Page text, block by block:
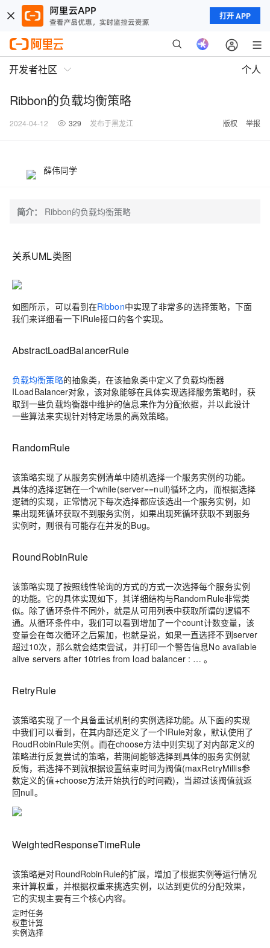
打开 APP
开发者社区 个人
Ribbon的负载均衡策略
2024-04-12 329 发布于黑龙江 版权 举报
薛伟同学
简介： Ribbon的负载均衡策略
关系UML类图
如图所示，可以看到在Ribbon中实现了非常多的选择策略，下面
我们来详细看一下IRule接口的各个实现。
AbstractLoadBalancerRule
负载均衡策略的抽象类，在该抽象类中定义了负载均衡器
ILoadBalancer对象，该对象能够在具体实现选择服务策略时，获
取到一些负载均衡器中维护的信息来作为分配依据，并以此设计
一些算法来实现针对特定场景的高效策略。
RandomRule
该策略实现了从服务实例清单中随机选择一个服务实例的功能。
具体的选择逻辑在一个while(server==null)循环之内，而根据选择
逻辑的实现，正常情况下每次选择都应该选出一个服务实例，如
果出现死循环获取不到服务实例，如果出现死循环获取不到服务
实例时，则很有可能存在并发的Bug。
RoundRobinRule
该策略实现了按照线性轮询的方式的方式一次选择每个服务实例
的功能。它的具体实现如下，其详细结构与RandomRule非常类
似。除了循环条件不同外，就是从可用列表中获取所谓的逻辑不
通。从循环条件中，我们可以看到增加了一个count计数变量，该
变量会在每次循环之后累加，也就是说，如果一直选择不到server
超过10次，那么就会结束尝试，并打印一个警告信息No available
alive servers after 10tries from load balancer : … 。
RetryRule
该策略实现了一个具备重试机制的实例选择功能。从下面的实现
中我们可以看到，在其内部还定义了一个IRule对象，默认使用了
RoudRobinRule实例。而在choose方法中则实现了对内部定义的
策略进行反复尝试的策略，若期间能够选择到具体的服务实例就
反悔，若选择不到就根据设置结束时间为阀值(maxRetryMillis参
数定义的值+choose方法开始执行的时间戳)，当超过该阀值就返
回null。
WeightedResponseTimeRule
该策略是对RoundRobinRule的扩展，增加了根据实例等运行情况
来计算权重，并根据权重来挑选实例，以达到更优的分配效果，
它的实现主要有三个核心内容。
定时任务
权重计算
实例选择